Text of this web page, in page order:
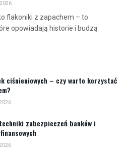
flakoniki z zapachem – to
opowiadają historie i budzą
ciśnieniowych – czy warto korzystać
zabezpieczeń banków i